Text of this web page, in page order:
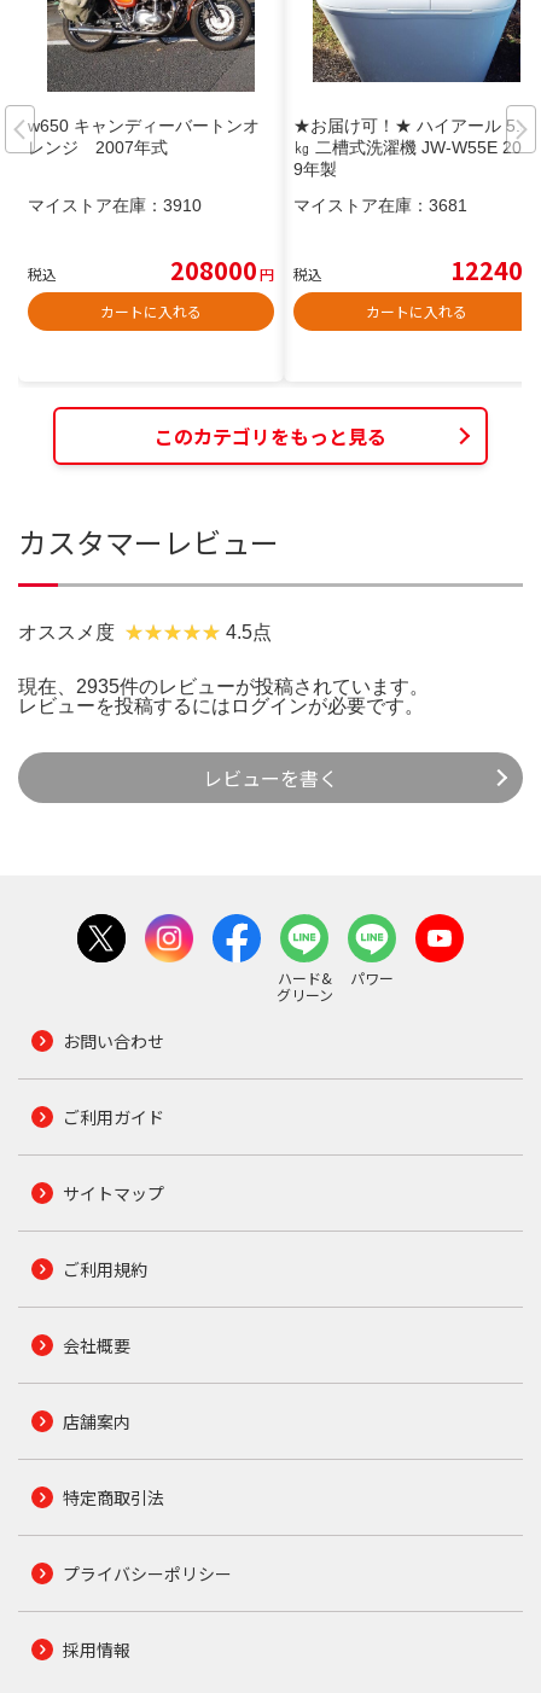
w650 キャンディーバートンオ
レンジ 2007年式
マイストア在庫： 3910
税込 208000円
カートに入れる
★お届け可！★ ハイアール 5.5
㎏ 二槽式洗濯機 JW-W55E 201
9年製
マイストア在庫： 3681
税込 12240
カートに入れる
このカテゴリをもっと見る
カスタマーレビュー
オススメ度 4.5点
現在、2935件のレビューが投稿されています。
レビューを投稿するには ログインが必要です。
レビューを書く
ハード&
グリーン
パワー
お問い合わせ
ご利用ガイド
サイトマップ
ご利用規約
会社概要
店舗案内
特定商取引法
プライバシーポリシー
採用情報